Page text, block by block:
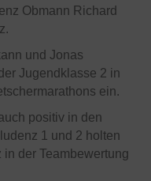
Obmann Richard
und Jonas
Jugendklasse 2 in
ein.
positiv in den
1 und 2 holten
der Teambewertung